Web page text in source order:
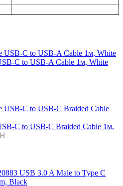
C to USB-A Cable 1м, White
C to USB-C Braided Cable 1м,